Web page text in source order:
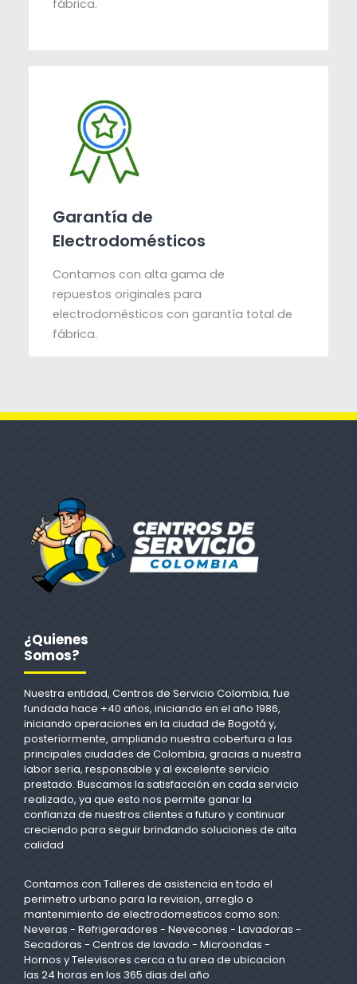
fábrica.
Garantía de
Electrodomésticos
Contamos con alta gama de
repuestos originales para
electrodomésticos con garantía total de
fábrica.
¿Quienes
Somos?
Nuestra entidad, Centros de Servicio Colombia, fue
fundada hace +40 años, iniciando en el año 1986,
iniciando operaciones en la ciudad de Bogotá y,
posteriormente, ampliando nuestra cobertura a las
principales ciudades de Colombia, gracias a nuestra
labor seria, responsable y al excelente servicio
prestado. Buscamos la satisfacción en cada servicio
realizado, ya que esto nos permite ganar la
confianza de nuestros clientes a futuro y continuar
creciendo para seguir brindando soluciones de alta
calidad
Contamos con Talleres de asistencia en todo el
perimetro urbano para la revision, arreglo o
mantenimiento de electrodomesticos como son:
Neveras - Refrigeradores - Nevecones - Lavadoras -
Secadoras - Centros de lavado - Microondas -
Hornos y Televisores cerca a tu area de ubicacion
las 24 horas en los 365 dias del año